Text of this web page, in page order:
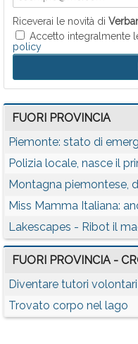
Riceverai le novità di
Accetto integralmente
policy
FUORI PROVINCIA
Piemonte: stato di
Polizia locale, nasce il
Montagna piemontese,
Miss Mamma Italiana:
Lakescapes - Ribot il
FUORI PROVINCIA -
Diventare tutori volontari
Trovato corpo nel lago